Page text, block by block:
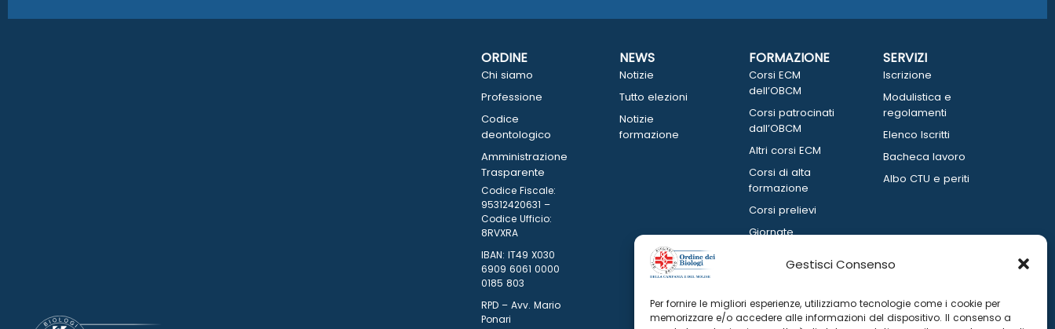
Gestisci Consenso
Per fornire le migliori esperienze, utilizziamo tecnologie come i cookie per
memorizzare e/o accedere alle informazioni del dispositivo. Il consenso a
ORDINE
Chi siamo
Professione
Codice
deontologico
Amministrazione
Trasparente
Codice Fiscale:
95312420631 –
Codice Ufficio:
8RVXRA
IBAN: IT49 X030
6909 6061 0000
0185 803
RPD – Avv. Mario
Ponari
NEWS
Notizie
Tutto elezioni
Notizie
formazione
FORMAZIONE
Corsi ECM
dell’OBCM
Corsi patrocinati
dall’OBCM
Altri corsi ECM
Corsi di alta
formazione
Corsi prelievi
Giornate
SERVIZI
Iscrizione
Modulistica e
regolamenti
Elenco Iscritti
Bacheca lavoro
Albo CTU e periti